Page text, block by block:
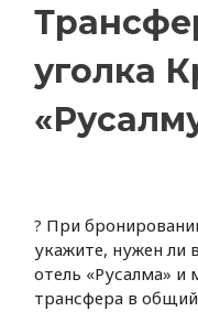
уголка
? При
укажите, нужен ли
отель «Русалма»
трансфера в общий